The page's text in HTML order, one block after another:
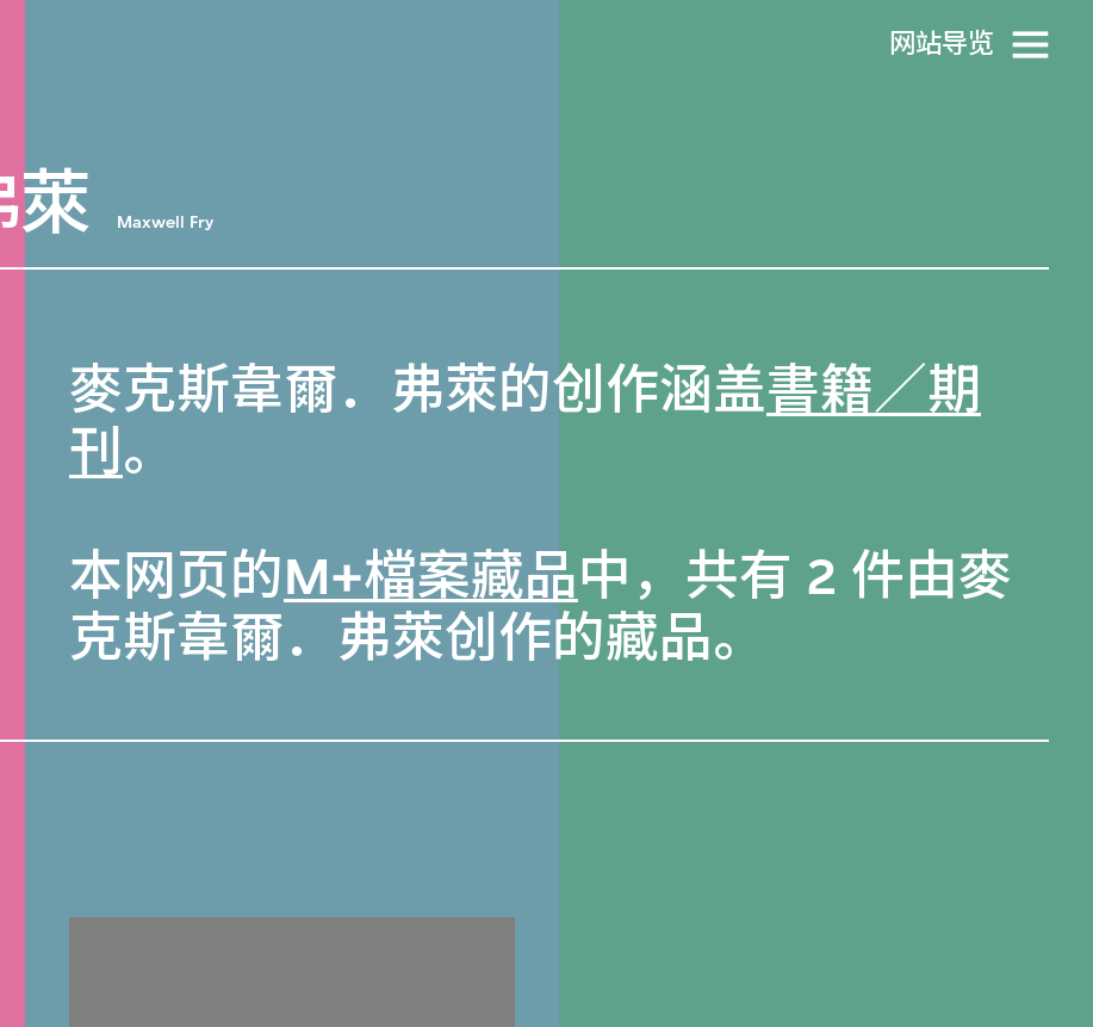
网站导览
萊 Maxwell Fry
麥克斯韋爾．弗萊的创作涵盖書籍／期
刊。
本网页的M+檔案藏品中，共有 2 件由麥
克斯韋爾．弗萊创作的藏品。